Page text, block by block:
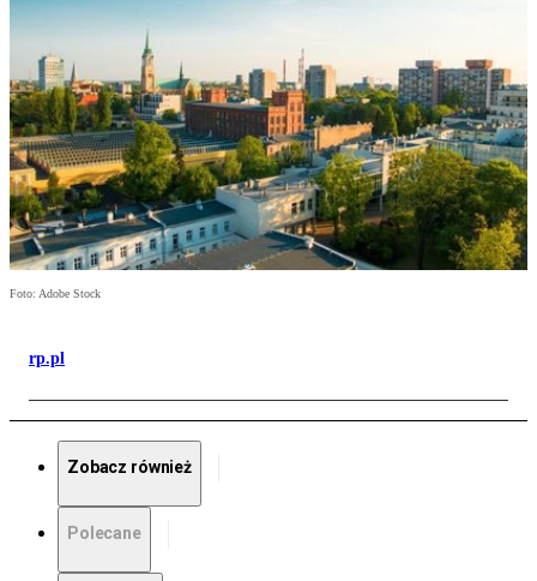
Foto: Adobe Stock
rp.pl
Zobacz również
Polecane